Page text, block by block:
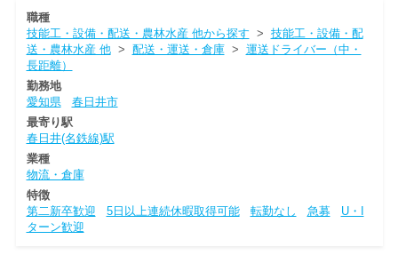
職種
技能工・設備・配送・農林水産 他から探す > 技能工・設備・配
送・農林水産 他> 配送・運送・倉庫> 運送ドライバー（中・
長距離）
勤務地
愛知県
春日井市
最寄り駅
春日井(名鉄線)駅
業種
物流・倉庫
特徴
第二新卒歓迎
5日以上連続休暇取得可能 転勤なし 急募
U・I
ターン歓迎